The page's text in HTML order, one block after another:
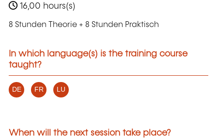
16,00 hours(s)
8 Stunden Theorie + 8 Stunden Praktisch
In which language(s) is the training course
taught?
DE FR LU
When will the next session take place?